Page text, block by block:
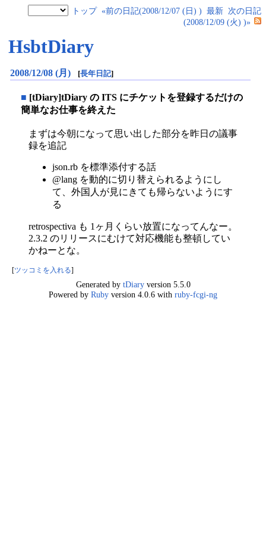
トップ «前の日記(2008/12/07 (日) ) 最新 次の日記
(2008/12/09 (火) )»
HsbtDiary
2008/12/08 (月) [長年日記]
■ [tDiary]tDiary の ITS にチケットを登録するだけの
簡単なお仕事を終えた
まずは今朝になって思い出した部分を昨日の議事
録を追記
json.rb を標準添付する話
@lang を動的に切り替えられるようにし
て、外国人が見にきても帰らないようにす
る
retrospectiva も 1ヶ月くらい放置になってんなー。
2.3.2 のリリースにむけて対応機能も整頓してい
かねーとな。
[ツッコミを入れる]
Generated by tDiaryversion 5.5.0
Powered by Ruby version 4.0.6 with ruby-fcgi-ng